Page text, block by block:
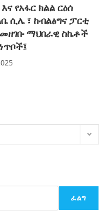
የአፋር ክልል ርዕሰ
ሲሌ ፣ ከብልፅግና ፓርቲ
ማህበራዊ ስኬቶች
ፈልግ